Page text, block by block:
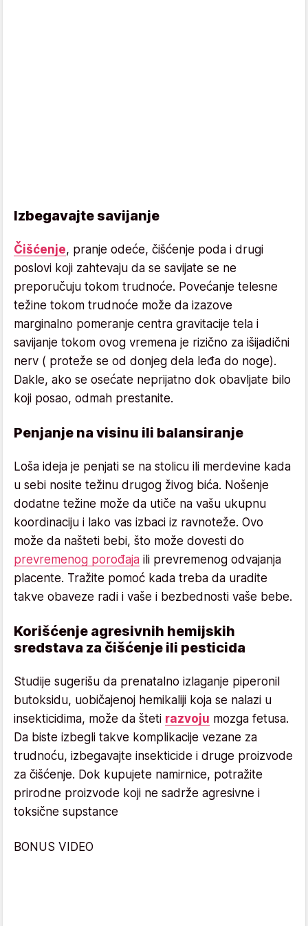
Izbegavajte savijanje
Čišćenje, pranje odeće, čišćenje poda i drugi
poslovi koji zahtevaju da se savijate se ne
preporučuju tokom trudnoće. Povećanje telesne
težine tokom trudnoće može da izazove
marginalno pomeranje centra gravitacije tela i
savijanje tokom ovog vremena je rizično za išijadični
nerv ( proteže se od donjeg dela leđa do noge).
Dakle, ako se osećate neprijatno dok obavljate bilo
koji posao, odmah prestanite.
Penjanje na visinu ili balansiranje
Loša ideja je penjati se na stolicu ili merdevine kada
u sebi nosite težinu drugog živog bića. Nošenje
dodatne težine može da utiče na vašu ukupnu
koordinaciju i lako vas izbaci iz ravnoteže. Ovo
može da našteti bebi, što može dovesti do
prevremenog porođaja ili prevremenog odvajanja
placente. Tražite pomoć kada treba da uradite
takve obaveze radi i vaše i bezbednosti vaše bebe.
Korišćenje agresivnih hemijskih
sredstava za čišćenje ili pesticida
Studije sugerišu da prenatalno izlaganje piperonil
butoksidu, uobičajenoj hemikaliji koja se nalazi u
insekticidima, može da šteti razvoju mozga fetusa.
Da biste izbegli takve komplikacije vezane za
trudnoću, izbegavajte insekticide i druge proizvode
za čišćenje. Dok kupujete namirnice, potražite
prirodne proizvode koji ne sadrže agresivne i
toksične supstance
BONUS VIDEO